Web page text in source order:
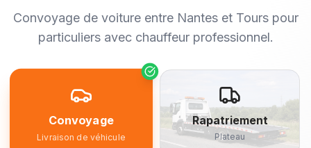
Convoyage de voiture entre Nantes et Tours pour
particuliers avec chauffeur professionnel.
Convoyage
Livraison de véhicule
Rapatriement
Plateau